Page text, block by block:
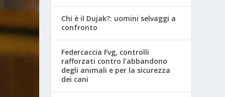
Chi è il Dujak?: uomini selvaggi a
confronto
Federcaccia Fvg, controlli
rafforzati contro l’abbandono
degli animali e per la sicurezza
dei cani